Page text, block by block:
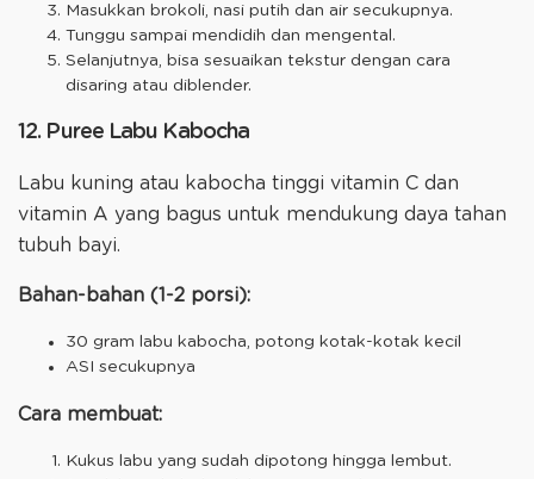
Masukkan brokoli, nasi putih dan air secukupnya.
Tunggu sampai mendidih dan mengental.
Selanjutnya, bisa sesuaikan tekstur dengan cara
disaring atau diblender.
12. Puree Labu Kabocha
Labu kuning atau kabocha tinggi vitamin C dan
vitamin A yang bagus untuk mendukung daya tahan
tubuh bayi.
Bahan-bahan (1-2 porsi):
30 gram labu kabocha, potong kotak-kotak kecil
ASI secukupnya
Cara membuat:
Kukus labu yang sudah dipotong hingga lembut.